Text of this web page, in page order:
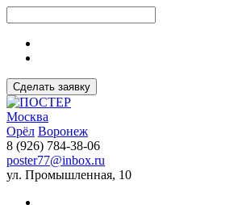
Сделать заявку
Москва
Орёл Воронеж
8 (926) 784-38-06
poster77@inbox.ru
ул. Промышленная, 10